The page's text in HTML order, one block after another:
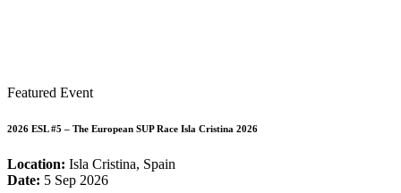
Featured Event
2026 ESL #5 – The European SUP Race Isla Cristina 2026
Location: Isla Cristina, Spain
Date: 5 Sep 2026